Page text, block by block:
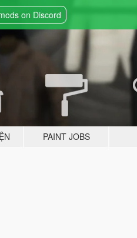
on Discord
PAINT JOBS